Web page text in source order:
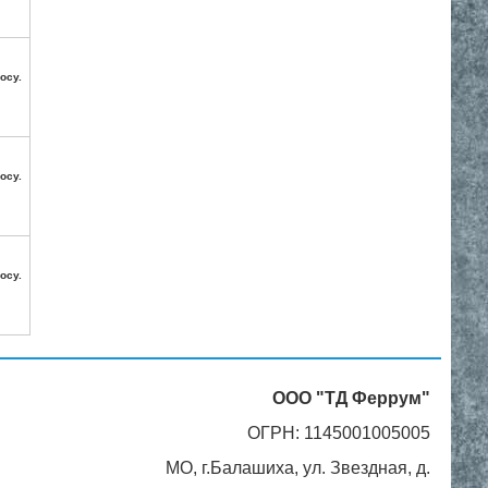
ООО "ТД Феррум"
ОГРН: 1145001005005
МО, г.Балашиха, ул. Звездная, д.